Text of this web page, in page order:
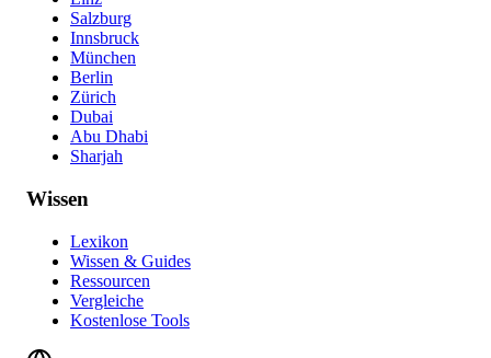
Salzburg
Innsbruck
München
Berlin
Zürich
Dubai
Abu Dhabi
Sharjah
Wissen
Lexikon
Wissen & Guides
Ressourcen
Vergleiche
Kostenlose Tools